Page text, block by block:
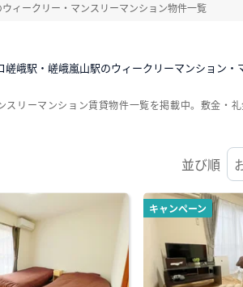
ィークリー・マンスリーマンション物件一覧
嵯峨駅・嵯峨嵐山駅のウィークリーマンション
並び順
キャンペーン
リーマンション賃貸物件一覧を掲載中。敷金・